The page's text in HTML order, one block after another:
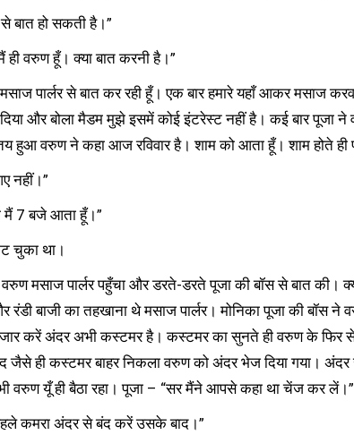
बात हो सकती है।”
ही वरुण हूँ। क्या बात करनी है।”
पार्लर से बात कर रही हूँ। एक बार हमारे यहाँ आकर मसाज
और बोला मैडम मुझे इसमें कोई इंटरेस्ट नहीं है। कई बार पूजा ने
हुआ वरुण ने कहा आज रविवार है। शाम को आता हूँ। शाम होते ही
नहीं।”
मैं 7 बजे आता हूँ।”
चुका था।
मसाज पार्लर पहुँचा और डरते-डरते पूजा की बॉस से बात की।
रंडी बाजी का तहखाना थे मसाज पार्लर। मोनिका पूजा की बॉस
करें अंदर अभी कस्टमर है। कस्टमर का सुनते ही वरुण के फिर
जैसे ही कस्टमर बाहर निकला वरुण को अंदर भेज दिया गया।
वरुण यूँ ही बैठा रहा। पूजा – “सर मैंने आपसे कहा था चेंज कर लें।”
कमरा अंदर से बंद करें उसके बाद।”